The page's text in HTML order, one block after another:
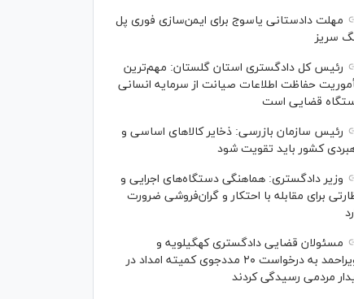
مهلت دادستانی یاسوج برای ایمن‌سازی فوری پل
سریز
رئیس کل دادگستری استان گلستان: مهم‌ترین
حفاظت اطلاعات صیانت از سرمایه انسانی
قضایی است
رئیس سازمان بازرسی: ذخایر کالاهای اساسی و
کشور باید تقویت شود
وزیر دادگستری: هماهنگی دستگاه‌های اجرایی و
برای مقابله با احتکار و گران‌فروشی ضرورت
مسئولان قضایی دادگستری کهگیلویه و
بویراحمد به درخواست‌ ۲۰ مددجوی کمیته امداد در
مردمی رسیدگی کردند